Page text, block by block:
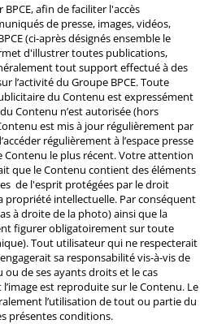
BPCE, afin de faciliter l'accès
de presse, images, vidéos,
(ci-après désignés ensemble le
d'illustrer toutes publications,
tout support effectué à des
l’activité du Groupe BPCE. Toute
du Contenu est expressément
Contenu n’est autorisée (hors
est mis à jour régulièrement par
régulièrement à l’espace presse
Contenu le plus récent. Votre attention
que le Contenu contient des éléments
de l'esprit protégées par le droit
propriété intellectuelle. Par conséquent
à droite de la photo) ainsi que la
figurer obligatoirement sur toute
Tout utilisateur qui ne respecterait
sa responsabilité vis-à-vis de
ou de ses ayants droits et le cas
est reproduite sur le Contenu. Le
l’utilisation de tout ou partie du
présentes conditions.